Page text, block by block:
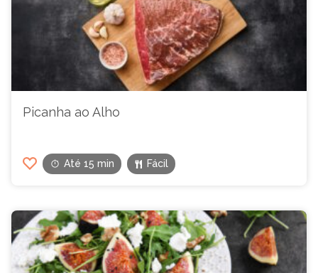
Picanha ao Alho
Até 15 min Fácil